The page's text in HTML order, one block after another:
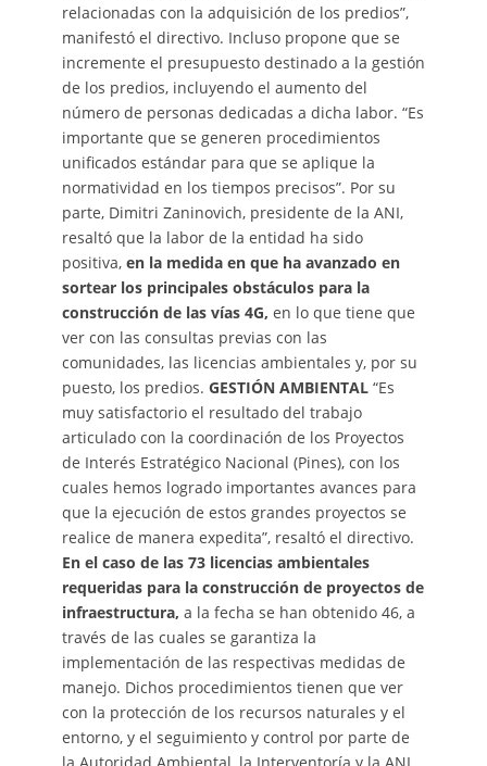
relacionadas con la adquisición de los predios”,
manifestó el directivo. Incluso propone que se
incremente el presupuesto destinado a la gestión
de los predios, incluyendo el aumento del
número de personas dedicadas a dicha labor. “Es
importante que se generen procedimientos
unificados estándar para que se aplique la
normatividad en los tiempos precisos”. Por su
parte, Dimitri Zaninovich, presidente de la ANI,
resaltó que la labor de la entidad ha sido
positiva, en la medida en que ha avanzado en
sortear los principales obstáculos para la
construcción de las vías 4G, en lo que tiene que
ver con las consultas previas con las
comunidades, las licencias ambientales y, por su
puesto, los predios. GESTIÓN AMBIENTAL“Es
muy satisfactorio el resultado del trabajo
articulado con la coordinación de los Proyectos
de Interés Estratégico Nacional (Pines), con los
cuales hemos logrado importantes avances para
que la ejecución de estos grandes proyectos se
realice de manera expedita”, resaltó el directivo.
En el caso de las 73 licencias ambientales
requeridas para la construcción de proyectos de
infraestructura, a la fecha se han obtenido 46, a
través de las cuales se garantiza la
implementación de las respectivas medidas de
manejo. Dichos procedimientos tienen que ver
con la protección de los recursos naturales y el
entorno, y el seguimiento y control por parte de